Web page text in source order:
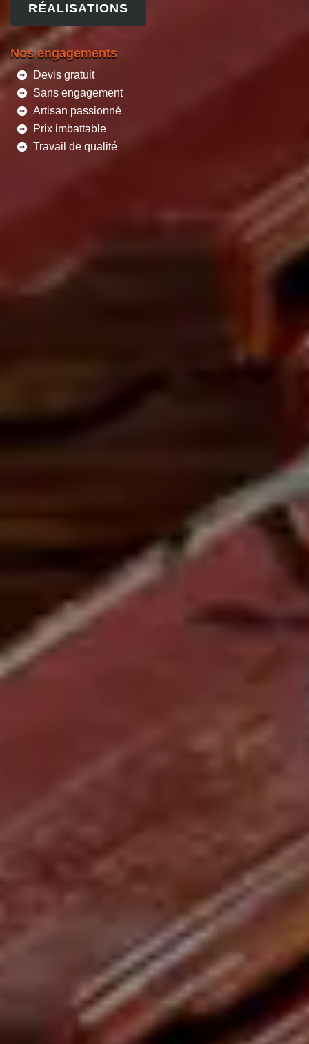
RÉALISATIONS
Nos engagements
Devis gratuit
Sans engagement
Artisan passionné
Prix imbattable
Travail de qualité